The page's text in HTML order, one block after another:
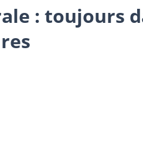
: toujours